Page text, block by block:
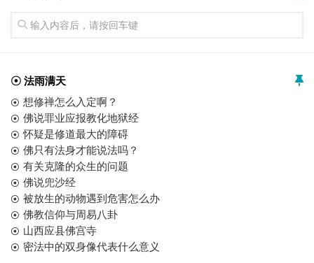
☉ 法雨满天
想修禅怎么入定啊？
佛说罪业应报教化地狱经
怀疑是修道最大的障碍
佛只有法身才能说法吗？
有关克隆的众生的问题
佛说兜沙经
被放生的动物遇到危害怎么办
佛教信仰与周易八卦
山西应县佛宫寺
密法中的双身像代表什么意义